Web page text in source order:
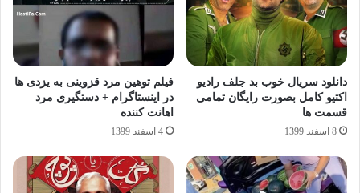
دانلود سریال خوب بد جلف رادیو
اکتیو کامل بصورت رایگان تمامی
قسمت ها
8 اسفند 1399
فیلم توهین مرد قزوینی به یزدی ها
در اینستاگرام + دستگیری مرد
اهانت کننده
4 اسفند 1399